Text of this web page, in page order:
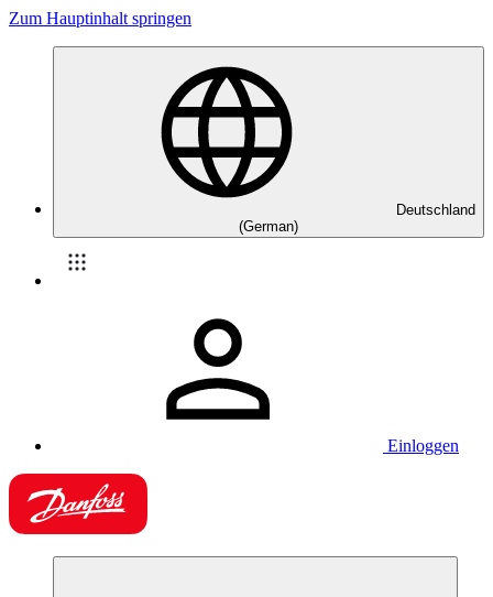
Zum Hauptinhalt springen
Deutschland
(German)
Einloggen